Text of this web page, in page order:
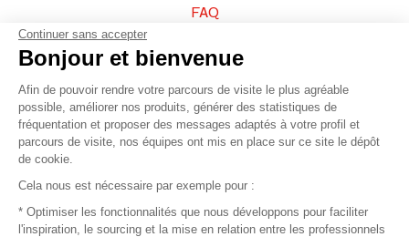
FAQ
Vendez vos produits
Plan du site
© 2016 –Organisation SAFI
Recrutement
Continuer sans accepter
Bonjour et bienvenue
Afin de pouvoir rendre votre parcours de visite le plus agréable
possible, améliorer nos produits, générer des statistiques de
fréquentation et proposer des messages adaptés à votre profil et
parcours de visite, nos équipes ont mis en place sur ce site le dépôt
de cookie.
Cela nous est nécessaire par exemple pour :
* Optimiser les fonctionnalités que nous développons pour faciliter
l'inspiration, le sourcing et la mise en relation entre les professionnels